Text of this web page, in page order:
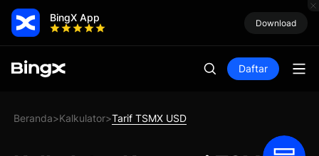
BingX App Download
Daftar
Beranda>Kalkulator>Tarif TSMX USD